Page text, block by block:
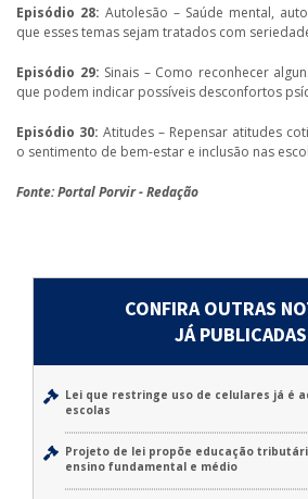
Episódio 28: Autolesão – Saúde mental,
que esses temas sejam tratados com
Episódio 29: Sinais – Como reconhecer
que podem indicar possíveis desconfortos
Episódio 30: Atitudes – Repensar atitudes
o sentimento de bem-estar e inclusão nas
Fonte: Portal Porvir - Redação
CONFIRA OUTRAS
JÁ
Lei que restringe uso de celulares já é
escolas
Projeto de lei propõe educação
ensino fundamental e médio